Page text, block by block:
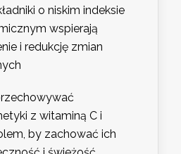
o niskim indeksie
wspierają
i redukcję zmian
z witaminą C i
by zachować ich